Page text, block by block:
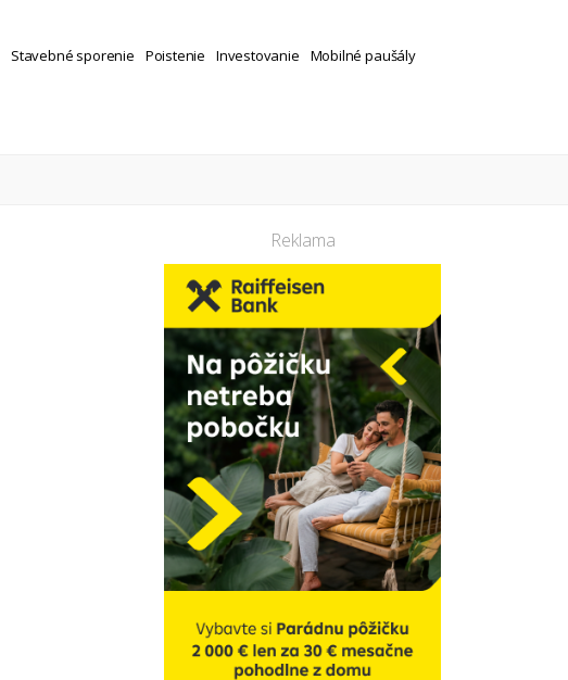
Stavebné sporenie Poistenie Investovanie Mobilné paušály
Reklama